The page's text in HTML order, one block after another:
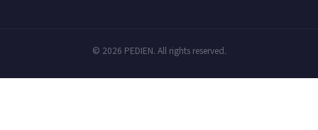
© 2026 PEDIEN. All rights reserved.